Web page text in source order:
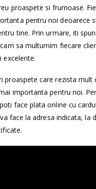
proaspete si frumoase.
pentru noi deoarece
tine. Prin urmare, iti
sa multumim fiecare
excelente.
proaspete care rezista mult
importanta pentru noi.
face plata online cu
face la adresa indicata, la